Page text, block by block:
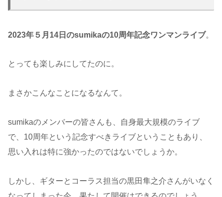
2023年５月14日のsumikaの10周年記念ワンマンライブ。
とっても楽しみにしてたのに。
まさかこんなことになるなんて。
sumikaのメンバーの皆さんも、自身最大規模のライブ
で、10周年という記念すべきライブということもあり、
思い入れは特に強かったのではないでしょうか。
しかし、ギターとコーラス担当の黒田隼之介さんがいなく